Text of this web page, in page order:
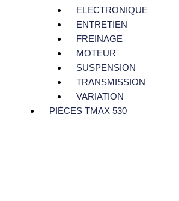
ELECTRONIQUE
ENTRETIEN
FREINAGE
MOTEUR
SUSPENSION
TRANSMISSION
VARIATION
PIÈCES TMAX 530